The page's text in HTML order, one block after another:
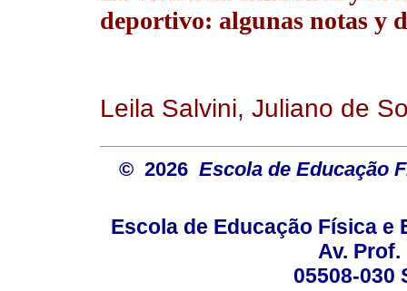
deportivo: algunas notas y
Leila Salvini, Juliano de
© 2026 Escola de Educação
Escola de Educação Física e
Av. Prof.
05508-030